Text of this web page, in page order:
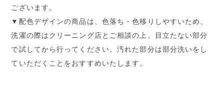
ございます。
▼配色デザインの商品は、色落ち・色移りしやすいため、
洗濯の際はクリーニング店とご相談の上、目立たない部分
で試してから行ってください。汚れた部分は部分洗いをし
ていただくことをおすすめいたします。